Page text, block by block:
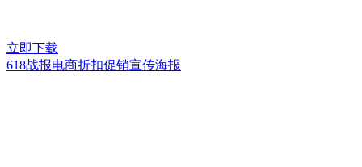
立即下载
618战报电商折扣促销宣传海报